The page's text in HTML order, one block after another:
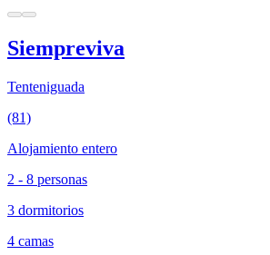
Siempreviva
Tenteniguada
(81)
Alojamiento entero
2 - 8 personas
3 dormitorios
4 camas